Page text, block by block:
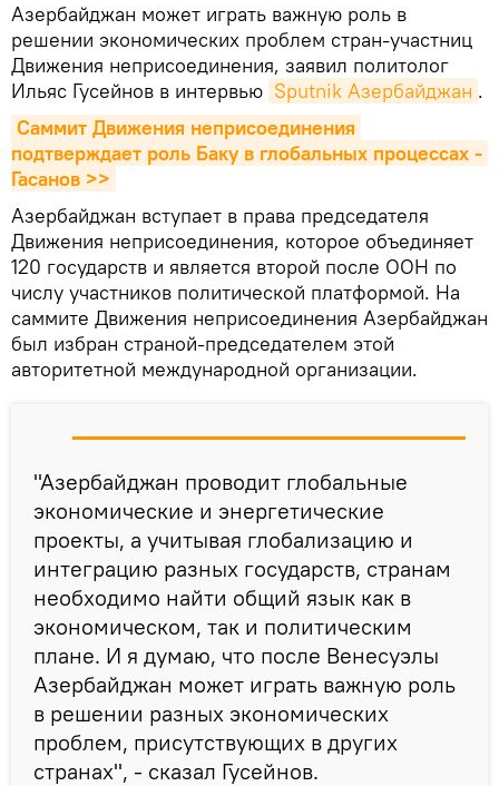
Азербайджан может играть важную роль в
решении экономических проблем стран-участниц
Движения неприсоединения, заявил политолог
Ильяс Гусейнов в интервью Sputnik Азербайджан .
Саммит Движения неприсоединения
подтверждает роль Баку в глобальных процессах -
Гасанов >>
Азербайджан вступает в права председателя
Движения неприсоединения, которое объединяет
120 государств и является второй после ООН по
числу участников политической платформой. На
саммите Движения неприсоединения Азербайджан
был избран страной-председателем этой
авторитетной международной организации.
"Азербайджан проводит глобальные
экономические и энергетические
проекты, а учитывая глобализацию и
интеграцию разных государств, странам
необходимо найти общий язык как в
экономическом, так и политическим
плане. И я думаю, что после Венесуэлы
Азербайджан может играть важную роль
в решении разных экономических
проблем, присутствующих в других
странах", - сказал Гусейнов.